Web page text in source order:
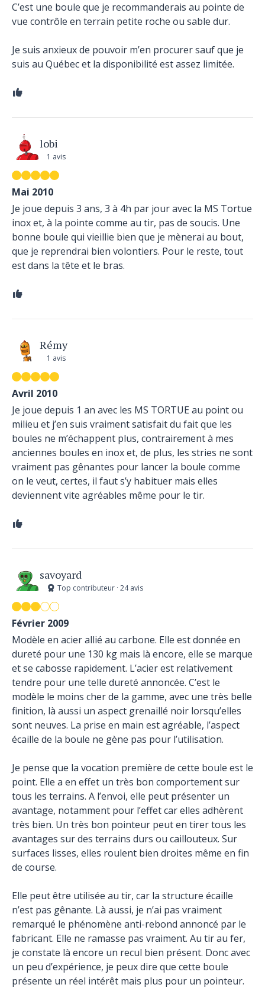
C’est une boule que je recommanderais au pointe de
vue contrôle en terrain petite roche ou sable dur.
Je suis anxieux de pouvoir m’en procurer sauf que je
suis au Québec et la disponibilité est assez limitée.
lobi
1 avis
Mai 2010
Je joue depuis 3 ans, 3 à 4h par jour avec la MS Tortue
inox et, à la pointe comme au tir, pas de soucis. Une
bonne boule qui vieillie bien que je mènerai au bout,
que je reprendrai bien volontiers. Pour le reste, tout
est dans la tête et le bras.
Rémy
1 avis
Avril 2010
Je joue depuis 1 an avec les MS TORTUE au point ou
milieu et j’en suis vraiment satisfait du fait que les
boules ne m’échappent plus, contrairement à mes
anciennes boules en inox et, de plus, les stries ne sont
vraiment pas gênantes pour lancer la boule comme
on le veut, certes, il faut s’y habituer mais elles
deviennent vite agréables même pour le tir.
savoyard
Top contributeur · 24 avis
Février 2009
Modèle en acier allié au carbone. Elle est donnée en
dureté pour une 130 kg mais là encore, elle se marque
et se cabosse rapidement. L’acier est relativement
tendre pour une telle dureté annoncée. C’est le
modèle le moins cher de la gamme, avec une très belle
finition, là aussi un aspect grenaillé noir lorsqu’elles
sont neuves. La prise en main est agréable, l’aspect
écaille de la boule ne gène pas pour l’utilisation.
Je pense que la vocation première de cette boule est le
point. Elle a en effet un très bon comportement sur
tous les terrains. A l’envoi, elle peut présenter un
avantage, notamment pour l’effet car elles adhèrent
très bien. Un très bon pointeur peut en tirer tous les
avantages sur des terrains durs ou caillouteux. Sur
surfaces lisses, elles roulent bien droites même en fin
de course.
Elle peut être utilisée au tir, car la structure écaille
n’est pas gênante. Là aussi, je n’ai pas vraiment
remarqué le phénomène anti-rebond annoncé par le
fabricant. Elle ne ramasse pas vraiment. Au tir au fer,
je constate là encore un recul bien présent. Donc avec
un peu d’expérience, je peux dire que cette boule
présente un réel intérêt mais plus pour un pointeur.